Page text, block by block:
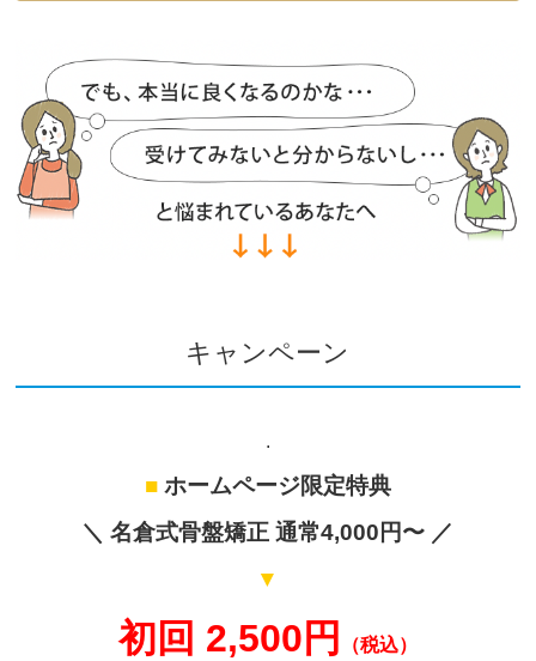
キャンペーン
.
■ホームページ限定特典
＼ 名倉式骨盤矯正 通常4,000円〜 ／
▼
初回 2,500円
（税込）